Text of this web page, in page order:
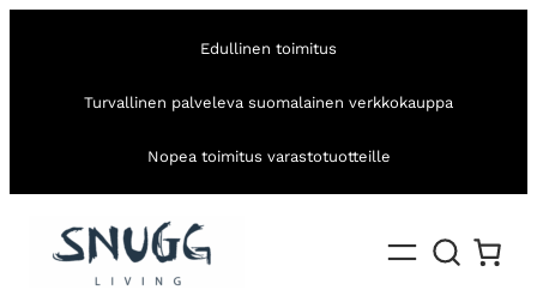
Edullinen toimitus
Turvallinen palveleva suomalainen verkkokauppa
Nopea toimitus varastotuotteille